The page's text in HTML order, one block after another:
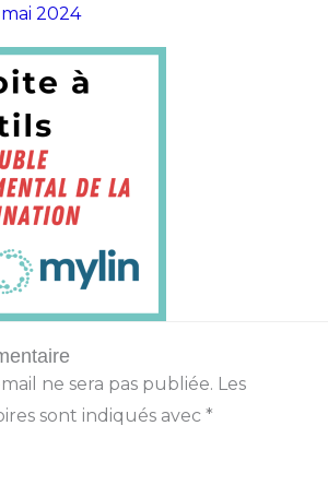
mai 2024
ne sera pas publiée. Les
sont indiqués avec *